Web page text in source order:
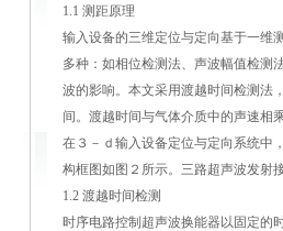
1.1 测距原理
输入设备的三维定位与定向基于一维
多种：如相位检测法、声波幅值检测
波的影响。本文采用渡越时间检测法
间。渡越时间与气体介质中的声速
在３－ｄ输入设备定位与定向系统中
构框图如图２所示。三路超声波发射
1.2 渡越时间检测
时序电路控制超声波换能器以固定